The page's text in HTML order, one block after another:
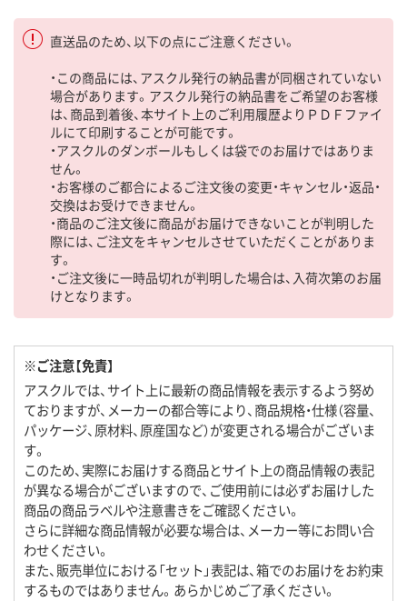
直送品のため、以下の点にご注意ください。
・この商品には、アスクル発行の納品書が同梱されていない
場合があります。アスクル発行の納品書をご希望のお客様
は、商品到着後、本サイト上のご利用履歴よりＰＤＦファイ
ルにて印刷することが可能です。
・アスクルのダンボールもしくは袋でのお届けではありま
せん。
・お客様のご都合によるご注文後の変更・キャンセル・返品・
交換はお受けできません。
・商品のご注文後に商品がお届けできないことが判明した
際には、ご注文をキャンセルさせていただくことがありま
す。
・ご注文後に一時品切れが判明した場合は、入荷次第のお届
けとなります。
※ご注意【免責】
アスクルでは、サイト上に最新の商品情報を表示するよう努め
ておりますが、メーカーの都合等により、商品規格・仕様（容量、
パッケージ、原材料、原産国など）が変更される場合がございま
す。
このため、実際にお届けする商品とサイト上の商品情報の表記
が異なる場合がございますので、ご使用前には必ずお届けした
商品の商品ラベルや注意書きをご確認ください。
さらに詳細な商品情報が必要な場合は、メーカー等にお問い合
わせください。
また、販売単位における「セット」表記は、箱でのお届けをお約束
するものではありません。あらかじめご了承ください。